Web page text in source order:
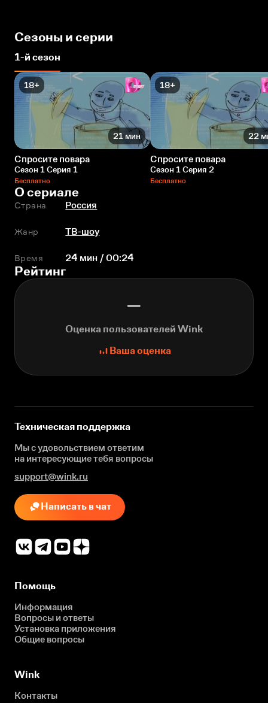
Сезоны и серии
1-й сезон
18+
21 мин
Спросите повара
Сезон 1 Серия 1
Бесплатно
18+
22
Спросите повара
Сезон 1 Серия 2
Бесплатно
О сериале
Страна Россия
Жанр ТВ-шоу
Время 24 мин / 00:24
Рейтинг
—
Оценка пользователей Wink
Ваша оценка
Техническая поддержка
Мы с удовольствием ответим
на интересующиетебя вопросы
support@wink.ru
Написать в чат
Помощь
Информация
Вопросы и ответы
Установка приложения
Общие вопросы
Wink
Контакты